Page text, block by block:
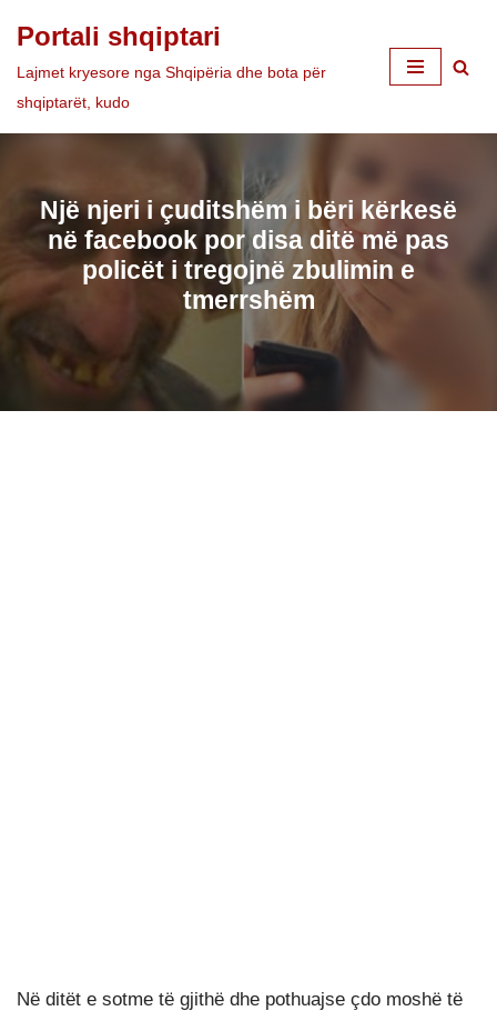
Skip
to
Portali shqiptari
Lajmet kryesore nga Shqipëria dhe bota për
shqiptarët, kudo
Një njeri i çuditshëm i bëri kërkesë
në facebook por disa ditë më pas
policët i tregojnë zbulimin e
tmerrshëm
Në ditët e sotme të gjithë dhe pothuajse çdo moshë të